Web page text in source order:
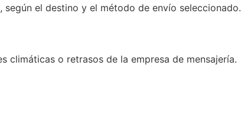
el destino y el método de envío seleccionado.
climáticas o retrasos de la empresa de mensajería.